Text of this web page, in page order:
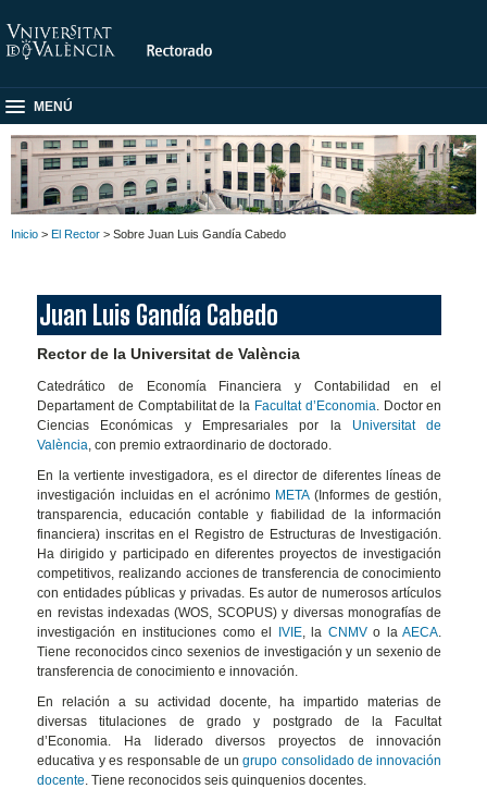
MENÚ
Inicio > El Rector > Sobre Juan Luis Gandía Cabedo
Juan Luis Gandía Cabedo
Rector de la Universitat de València
Catedrático de Economía Financiera y Contabilidad en el
Departament de Comptabilitat de la Facultat d’Economia . Doctor en
Ciencias Económicas y Empresariales por la Universitat de
València , con premio extraordinario de doctorado.
En la vertiente investigadora, es el director de diferentes líneas de
investigación incluidas en el acrónimo META(Informes de gestión,
transparencia, educación contable y fiabilidad de la información
financiera) inscritas en el Registro de Estructuras de Investigación.
Ha dirigido y participado en diferentes proyectos de investigación
competitivos, realizando acciones de transferencia de conocimiento
con entidades públicas y privadas. Es autor de numerosos artículos
en revistas indexadas (WOS, SCOPUS) y diversas monografías de
investigación en instituciones como el IVIE, la CNMVo laAECA
Tiene reconocidos cinco sexenios de investigación y un sexenio de
transferencia de conocimiento e innovación.
En relación a su actividad docente, ha impartido materias de
diversas titulaciones de grado y postgrado de la Facultat
d’Economia. Ha liderado diversos proyectos de innovación
educativa y es responsable de ungrupo consolidado de innovación
docente . Tiene reconocidos seis quinquenios docentes.